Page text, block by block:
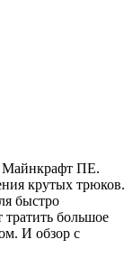
Майнкрафт ПЕ.
крутых трюков.
быстро
большое
И обзор с